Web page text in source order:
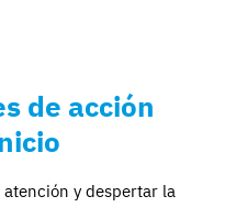
de acción
y despertar la